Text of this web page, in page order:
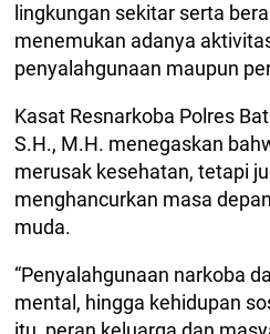
lingkungan sekitar serta
menemukan adanya
penyalahgunaan maupun
Kasat Resnarkoba Polres
S.H., M.H. menegaskan
merusak kesehatan, tetapi
menghancurkan masa
muda.
“Penyalahgunaan narkoba
mental, hingga kehidupan